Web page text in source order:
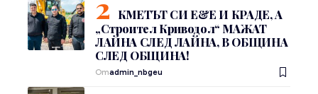
КМЕТЪТ СИ Е&Е И КРАДЕ, А
„Строител Криводол“ МАЖАТ
ЛАЙНА СЛЕД ЛАЙНА, В ОБЩИНА
СЛЕД ОБЩИНА!
Отadmin_nbgeu